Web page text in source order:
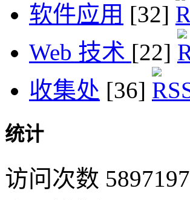
软件应用 [32]
Web 技术 [22]
收集处 [36]
统计
访问次数 5897197